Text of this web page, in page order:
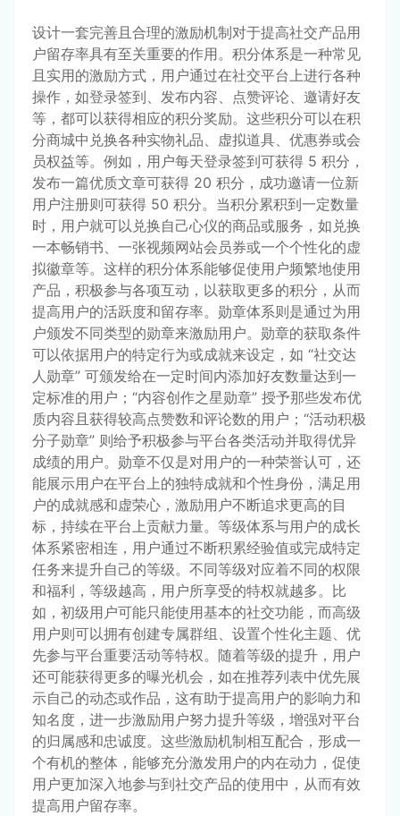
设计一套完善且合理的激励机制对于提高社交产品用
户留存率具有至关重要的作用。积分体系是一种常见
且实用的激励方式，用户通过在社交平台上进行各种
操作，如登录签到、发布内容、点赞评论、邀请好友
等，都可以获得相应的积分奖励。这些积分可以在积
分商城中兑换各种实物礼品、虚拟道具、优惠券或会
员权益等。例如，用户每天登录签到可获得 5 积分，
发布一篇优质文章可获得 20 积分，成功邀请一位新
用户注册则可获得 50 积分。当积分累积到一定数量
时，用户就可以兑换自己心仪的商品或服务，如兑换
一本畅销书、一张视频网站会员券或一个个性化的虚
拟徽章等。这样的积分体系能够促使用户频繁地使用
产品，积极参与各项互动，以获取更多的积分，从而
提高用户的活跃度和留存率。勋章体系则是通过为用
户颁发不同类型的勋章来激励用户。勋章的获取条件
可以依据用户的特定行为或成就来设定，如 “社交达
人勋章” 可颁发给在一定时间内添加好友数量达到一
定标准的用户；“内容创作之星勋章” 授予那些发布优
质内容且获得较高点赞数和评论数的用户；“活动积极
分子勋章” 则给予积极参与平台各类活动并取得优异
成绩的用户。勋章不仅是对用户的一种荣誉认可，还
能展示用户在平台上的独特成就和个性身份，满足用
户的成就感和虚荣心，激励用户不断追求更高的目
标，持续在平台上贡献力量。等级体系与用户的成长
体系紧密相连，用户通过不断积累经验值或完成特定
任务来提升自己的等级。不同等级对应着不同的权限
和福利，等级越高，用户所享受的特权就越多。比
如，初级用户可能只能使用基本的社交功能，而高级
用户则可以拥有创建专属群组、设置个性化主题、优
先参与平台重要活动等特权。随着等级的提升，用户
还可能获得更多的曝光机会，如在推荐列表中优先展
示自己的动态或作品，这有助于提高用户的影响力和
知名度，进一步激励用户努力提升等级，增强对平台
的归属感和忠诚度。这些激励机制相互配合，形成一
个有机的整体，能够充分激发用户的内在动力，促使
用户更加深入地参与到社交产品的使用中，从而有效
提高用户留存率。